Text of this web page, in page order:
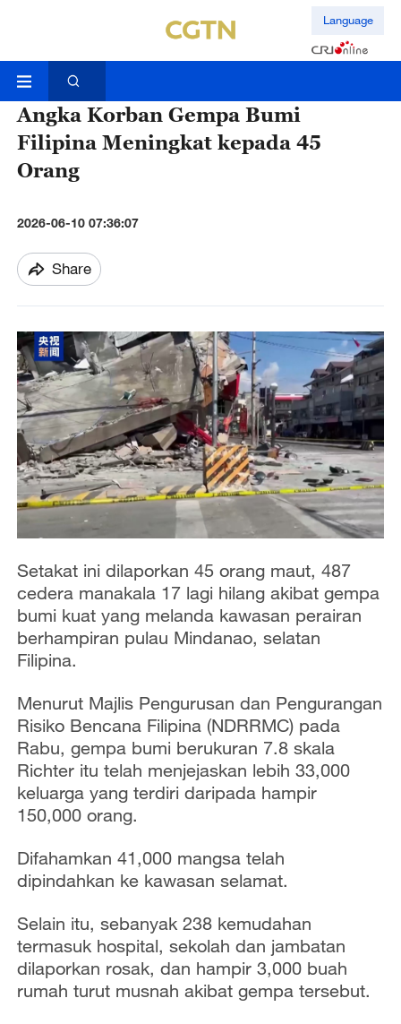
Language
Angka Korban Gempa Bumi
Filipina Meningkat kepada 45
Orang
2026-06-10 07:36:07
Share
Setakat ini dilaporkan 45 orang maut, 487
cedera manakala 17 lagi hilang akibat gempa
bumi kuat yang melanda kawasan perairan
berhampiran pulau Mindanao, selatan
Filipina.
Menurut Majlis Pengurusan dan Pengurangan
Risiko Bencana Filipina (NDRRMC) pada
Rabu, gempa bumi berukuran 7.8 skala
Richter itu telah menjejaskan lebih 33,000
keluarga yang terdiri daripada hampir
150,000 orang.
Difahamkan 41,000 mangsa telah
dipindahkan ke kawasan selamat.
Selain itu, sebanyak 238 kemudahan
termasuk hospital, sekolah dan jambatan
dilaporkan rosak, dan hampir 3,000 buah
rumah turut musnah akibat gempa tersebut.